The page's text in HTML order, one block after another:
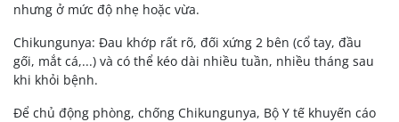
nhưng ở mức độ nhẹ hoặc vừa.
Chikungunya: Đau khớp rất rõ, đối xứng 2 bên (cổ tay, đầu
gối, mắt cá,...) và có thể kéo dài nhiều tuần, nhiều tháng sau
khi khỏi bệnh.
Để chủ động phòng, chống Chikungunya, Bộ Y tế khuyến cáo